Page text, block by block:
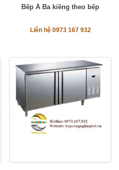
Bếp Á Ba kiềng theo bếp
Liên hệ 0973 167 932